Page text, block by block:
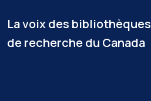
La voix des bibliothèques
de recherche du Canada